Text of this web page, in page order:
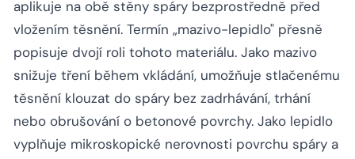
aplikuje na obě stěny spáry bezprostředně před
vložením těsnění. Termín „mazivo-lepidlo" přesně
popisuje dvojí roli tohoto materiálu. Jako mazivo
snižuje tření během vkládání, umožňuje stlačenému
těsnění klouzat do spáry bez zadrhávání, trhání
nebo obrušování o betonové povrchy. Jako lepidlo
vyplňuje mikroskopické nerovnosti povrchu spáry a